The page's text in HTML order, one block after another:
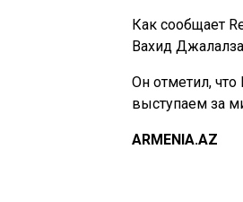
Как сообщает
Вахид
Он отметил,
выступаем за
ARMENIA.AZ